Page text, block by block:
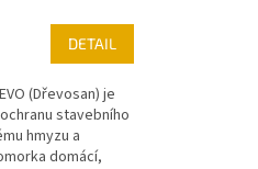
DETAIL
(Dřevosan) je
stavebního
hmyzu a
domácí,